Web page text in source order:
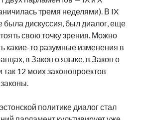
тремя неделями). В IX
была дискуссия, был диалог, еще
свою точку зрения. Можно
какие-то разумные изменения в
в Закон о языке, в Закон о
12 моих законопроектов
политике диалог стал